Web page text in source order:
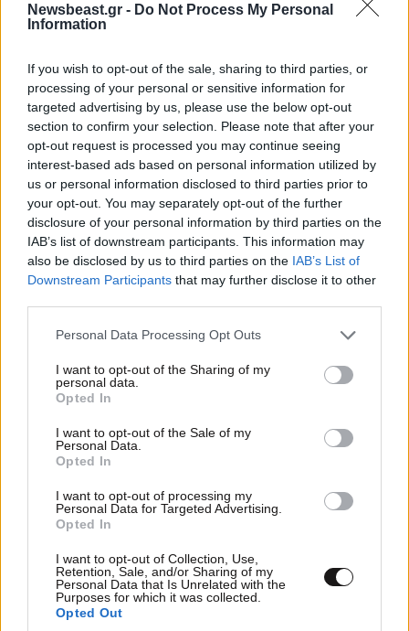
Newsbeast.gr - Do Not Process My Personal
Information
If you wish to opt-out of the sale, sharing to third parties, or
processing of your personal or sensitive information for
targeted advertising by us, please use the below opt-out
section to confirm your selection. Please note that after your
opt-out request is processed you may continue seeing
interest-based ads based on personal information utilized by
us or personal information disclosed to third parties prior to
your opt-out. You may separately opt-out of the further
disclosure of your personal information by third parties on the
IAB’s list of downstream participants. This information may
also be disclosed by us to third parties on the IAB’s List of
Downstream Participants that may further disclose it to other
Please note that this website/app uses one or more Google
not limited to your visit or usage behaviour. You may click to
grant or deny consent to Google and its third-party tags to
use your data for below specified purposes in below Google
consent section.
Personal Data Processing Opt Outs
I want to opt-out of the Sharing of my
personal data.
Opted In
I want to opt-out of the Sale of my
Personal Data.
Opted In
I want to opt-out of processing my
Personal Data for Targeted Advertising.
Opted In
I want to opt-out of Collection, Use,
Retention, Sale, and/or Sharing of my
Personal Data that Is Unrelated with the
Purposes for which it was collected.
Opted Out
Στη Σχαρα 24·07·2021 23:58
Παίρνετε καπνιστά λουκάνικα από τά χωριάτικα τά
πολύ μακρυά και τά κόβετε σέ τεμάχια μήκους 5-6
δακτύλων τά βάζετε στή σχάρα αφού τά χαράξετε
ελαφρά σέ 3-4 μεριές τά ψήνετε σέ σιγανή φωτιά και
τά σερβίρετε μέ λεμόνι γιά μεζέ.
Αυτά λετε και μετά υποβαθμιζονται οι ακτές της
είστε...μπραβο σας το λοιπον ..
ο Γιάννης ο sos-age. 24·07·2021 13:45
Αν μιλάμε για λουκάνικο τύπου Φρανκφούρτης κάτι
ΠΕΡΙΣΣΟΤΕΡΑ ΣΧΟΛΙΑ
TRENDING
LIFESTYLE2 ω. πριν
Αθηνά Οικονομάκου από τα Μπόρα Μπόρα:
πρόβλημα υγείας